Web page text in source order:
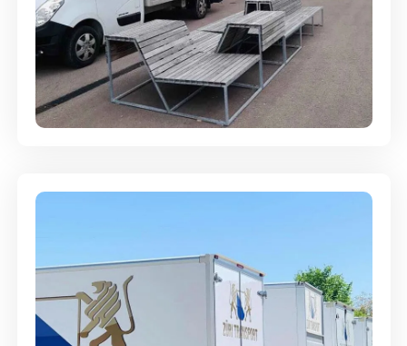
Umzugsreinigung - mit
Abgabegarantie